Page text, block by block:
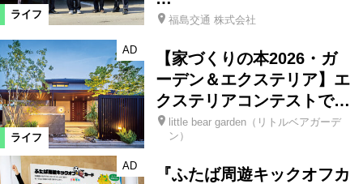
ライフ 福島交通 株式会社
ライフ
AD
【家づくりの本2026・ガ
ーデン＆エクステリア】エ
クステリアコンテストで…
little bear garden（リトルベアガーデ
ン）
AD
『ふたば周遊キックオフカ